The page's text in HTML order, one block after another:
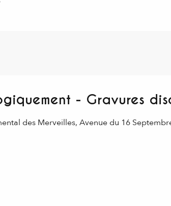
- Gravures
des Merveilles, Avenue du 16